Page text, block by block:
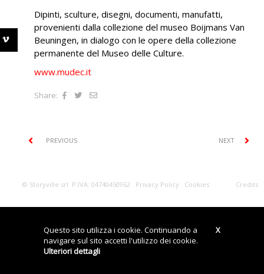
Questo sito utilizza i cookie. Continuando a
navigare sul sito accetti l'utilizzo dei cookie.
Ulteriori dettagli
X
Dipinti, sculture, disegni, documenti, manufatti,
provenienti dalla collezione del museo Boijmans Van
Beuningen, in dialogo con le opere della collezione
permanente del Museo delle Culture.
www.mudec.it
Share:
PREVIOUS NEXT
© Storyville srl P.IVA: 04740450962 Privacy Policy Cookies Credits